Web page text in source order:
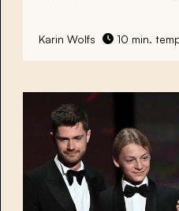
Karin Wolfs 10 min.